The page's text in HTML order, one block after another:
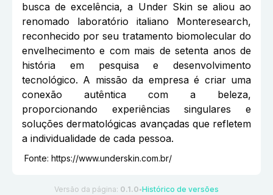
busca de excelência, a Under Skin se aliou ao
renomado laboratório italiano Monteresearch,
reconhecido por seu tratamento biomolecular do
envelhecimento e com mais de setenta anos de
história em pesquisa e desenvolvimento
tecnológico. A missão da empresa é criar uma
conexão autêntica com a beleza,
proporcionando experiências singulares e
soluções dermatológicas avançadas que refletem
a individualidade de cada pessoa.
Fonte: https://www.underskin.com.br/
Versão da página: 0.1.0 ●Histórico de versões